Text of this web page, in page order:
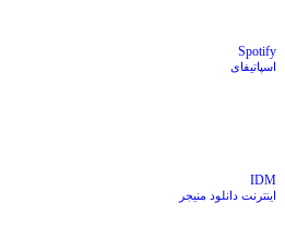
Spotify
اسپاتیفای
IDM
اینترنت دانلود منیجر